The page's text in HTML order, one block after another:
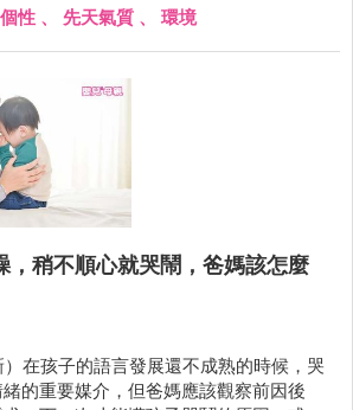
試與練習，一切就會開始慢慢地改變。
個性 、 先天氣質 、 環境
，稍不順心就哭鬧，爸媽該怎麼
）在孩子的語言發展還不成熟的時候，哭
的重要媒介，但爸媽應該觀察前因後